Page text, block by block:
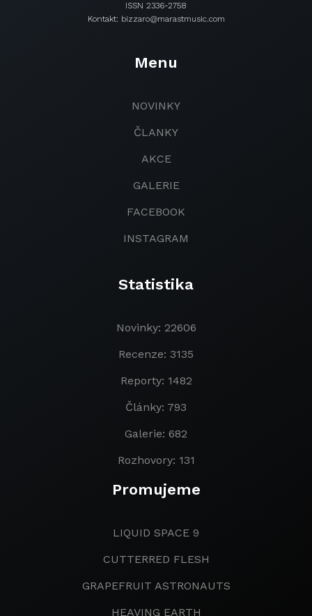
ISSN 2336-2758
Kontakt: bizzaro@marastmusic.com
Menu
NOVINKY
ČLANKY
AKCE
GALERIE
FACEBOOK
INSTAGRAM
Statistika
Novinky: 22606
Recenze: 3135
Reporty: 1482
Články: 793
Galerie: 682
Rozhovory: 131
Promujeme
LIQUID SPACE 9
CUTTERRED FLESH
GRAPEFRUIT ASTRONAUTS
HEAVING EARTH